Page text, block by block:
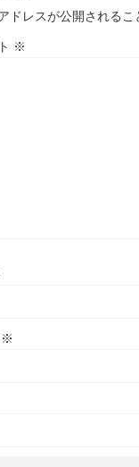
ドレスが公開されるこ
※
※